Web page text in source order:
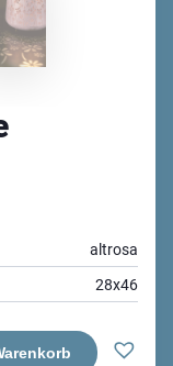
altrosa
28x46